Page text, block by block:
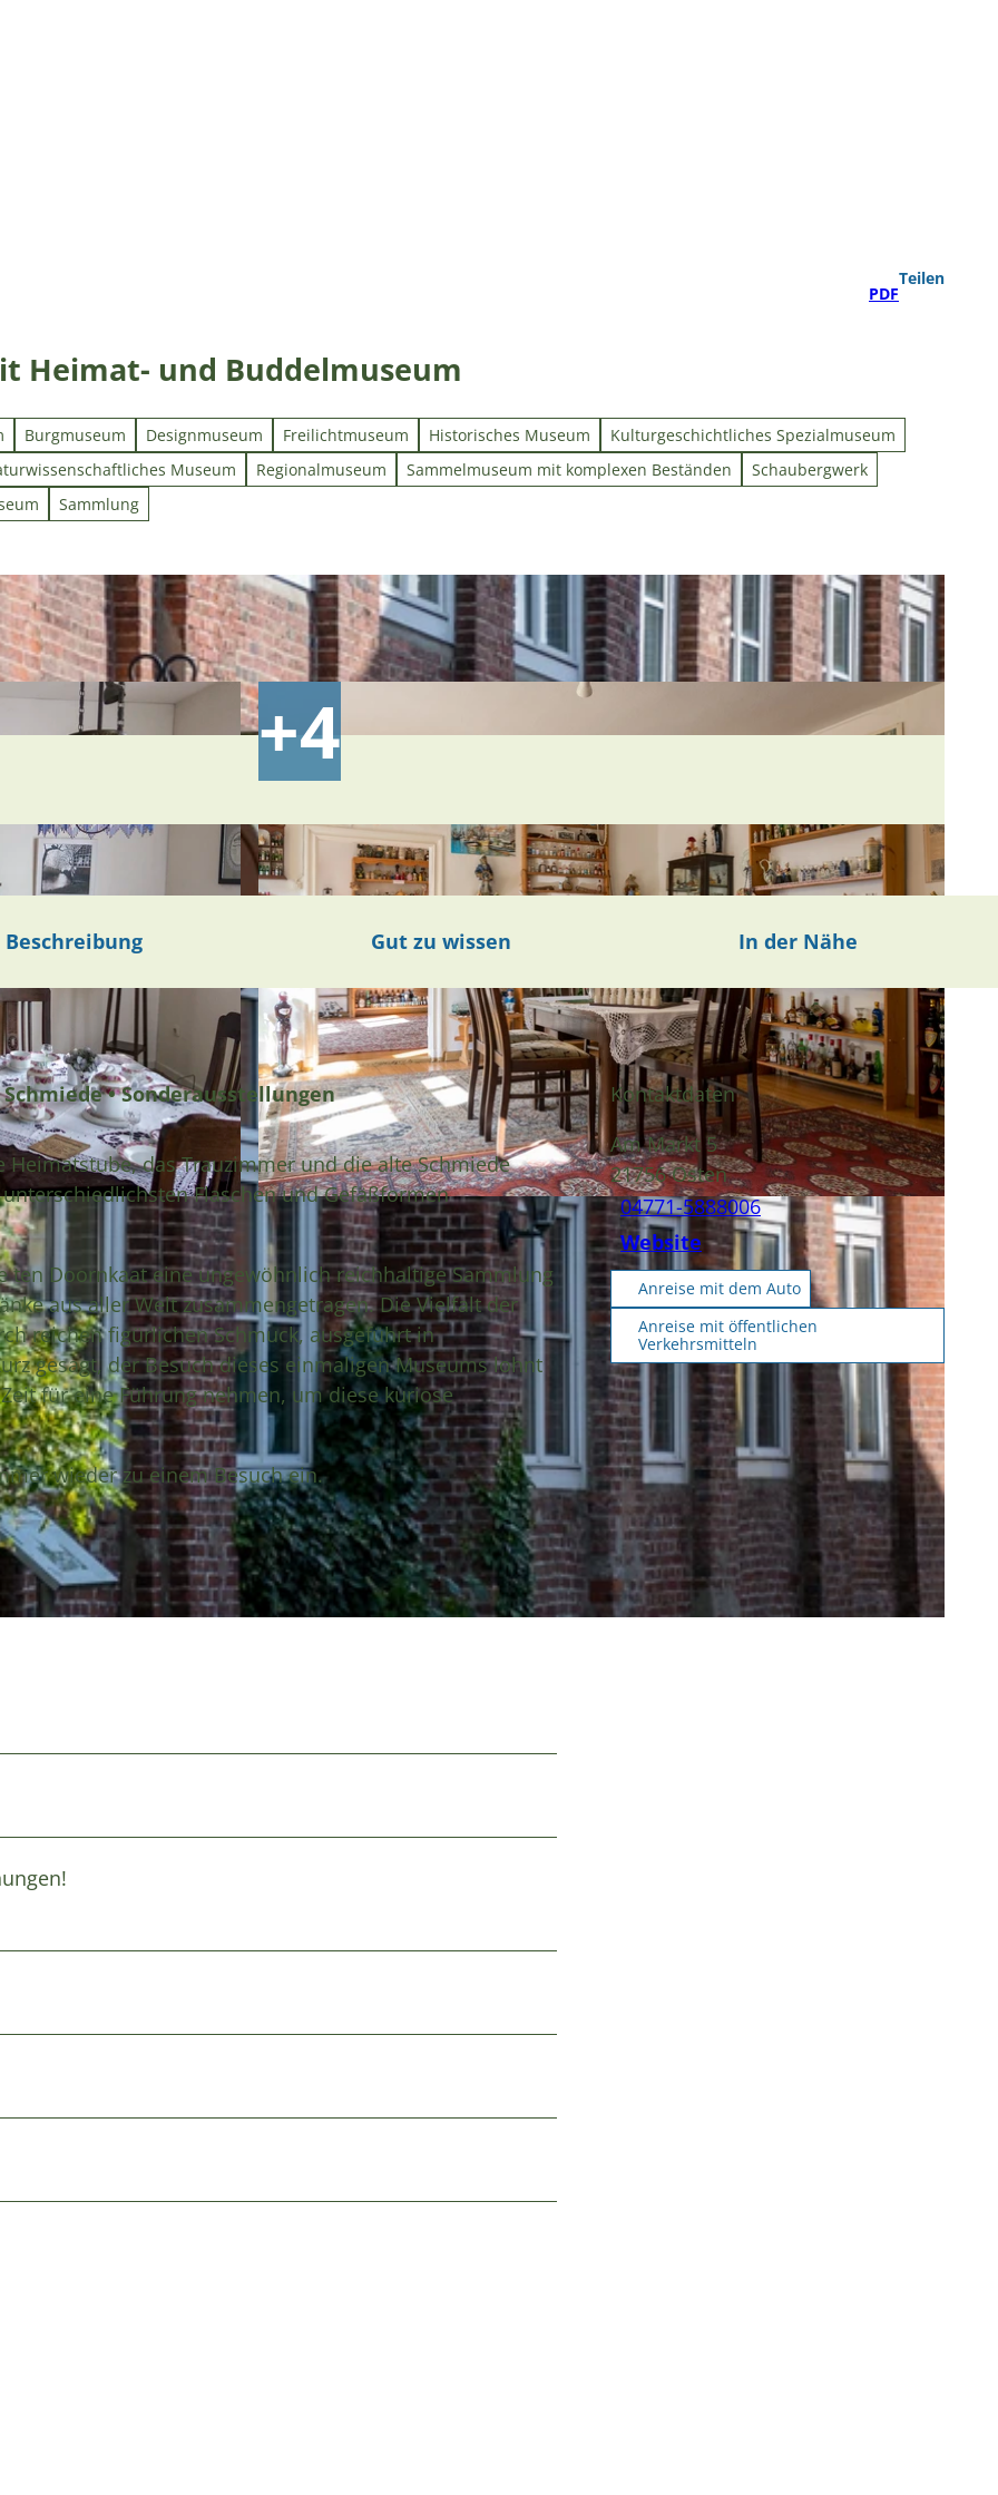
PDF
Teilen
Heimat- und Buddelmuseum
Burgmuseum Designmuseum Freilichtmuseum Historisches Museum
Kulturgeschichtliches Spezialmuseum
Museum Regionalmuseum Sammelmuseum mit komplexen Beständen
Schaubergwerk
Sammlung
© Bernd Otten PhotographieVG Bild-Kunst Urh.-Nr.: 323 6 313 | CC-BY
Beschreibung Gut zu wissen In der Nähe
• Sonderausstellungen
das Trauzimmer und die alte Schmiede
Flaschen und Gefäßformen
ten Doornkaat eine ungewöhnlich reichhaltige Sammlung
aus aller Welt zusammengetragen. Die Vielfalt der
reichen figürlichen Schmuck, ausgeführt in
gesagt, der Besuch dieses einmaligen Museums lohnt
für eine Führung nehmen, um diese kuriose
wieder zu einem Besuch ein.
Kontaktdaten
Am Markt 5
21756Osten
04771-5888006
Website
Anreise mit dem Auto
Anreise mit öffentlichen
Verkehrsmitteln